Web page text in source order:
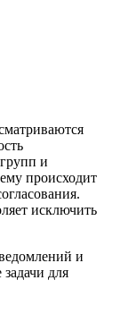
и
происходит
исключить
и
для